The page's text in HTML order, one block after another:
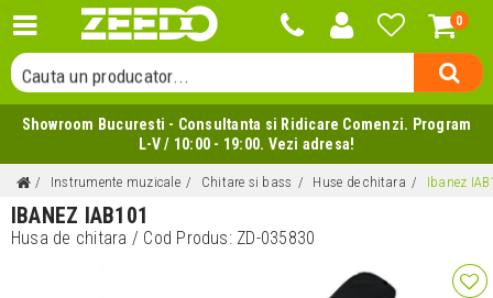
0
Cauta o categorie...
Cauta un producator...
Cauta un produs...
Showroom Bucuresti - Consultanta si Ridicare Comenzi. Program
L-V / 10:00 - 19:00. Vezi adresa!
Instrumente muzicale Chitare si bass Huse de chitara Ibanez
IBANEZ IAB101
Husa de chitara / Cod Produs: ZD-035830